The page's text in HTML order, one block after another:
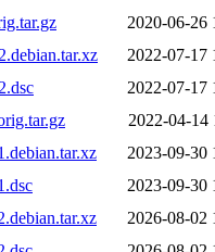
2020-06-26
2022-07-17
2022-07-17
2022-04-14
2023-09-30
2023-09-30
2026-08-02